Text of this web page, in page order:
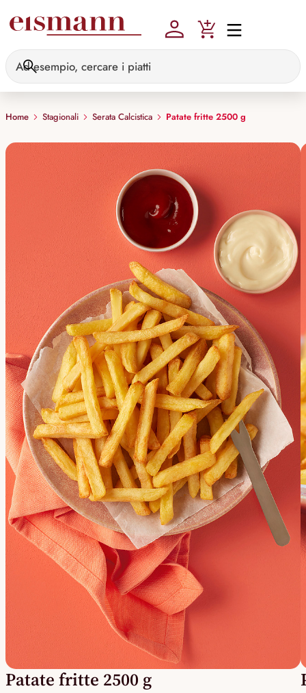
Home Stagionali Serata Calcistica Patate fritte 2500 g
Patate fritte 2500 g